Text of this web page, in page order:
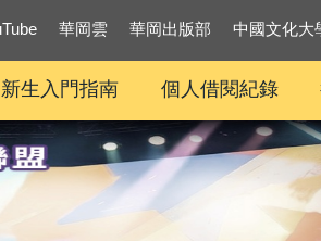
華岡雲 華岡出版部 中國文化大
新生入門指南 個人借閱紀錄